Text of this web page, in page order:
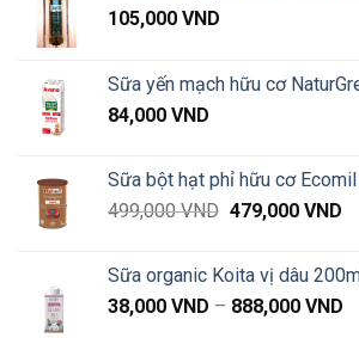
105,000 VND
Sữa yến mạch hữu cơ
84,000 VND
Sữa bột hạt phỉ hữu cơ
499,000VND Giá
499,000 VND.
479,000 VNDGiá
là:
Sữa organic Koita vị dâu
38,000 VND – 888,000 VND